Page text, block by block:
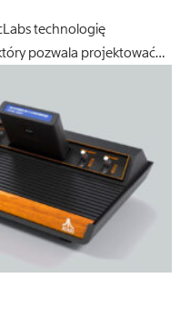
technologię
pozwala projektować…